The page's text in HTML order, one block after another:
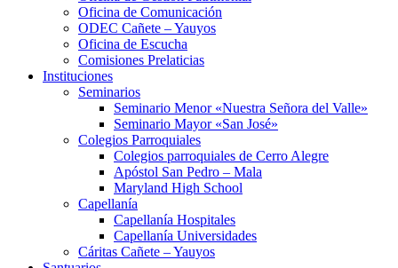
Oficina de Comunicación
ODEC Cañete – Yauyos
Oficina de Escucha
Comisiones Prelaticias
Instituciones
Seminarios
Seminario Menor «Nuestra Señora del Valle»
Seminario Mayor «San José»
Colegios Parroquiales
Colegios parroquiales de Cerro Alegre
Apóstol San Pedro – Mala
Maryland High School
Capellanía
Capellanía Hospitales
Capellanía Universidades
Cáritas Cañete – Yauyos